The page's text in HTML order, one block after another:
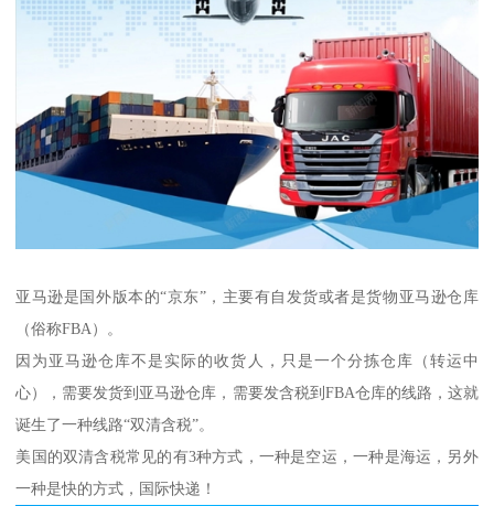
亚马逊是国外版本的“京东”，主要有自发货或者是货物亚马逊仓库
（俗称FBA）。
因为亚马逊仓库不是实际的收货人，只是一个分拣仓库（转运中
心），需要发货到亚马逊仓库，需要发含税到FBA仓库的线路，这就
诞生了一种线路“双清含税”。
美国的双清含税常见的有3种方式，一种是空运，一种是海运，另外
一种是快的方式，国际快递！